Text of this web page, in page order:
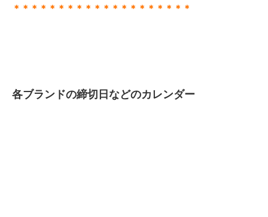
＊＊＊＊＊＊＊＊＊＊＊＊＊＊＊＊＊＊＊＊
各ブランドの締切日などのカレンダー